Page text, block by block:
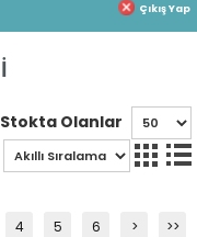
Çıkış Yap
Stokta Olanlar
4 5 6 > >>